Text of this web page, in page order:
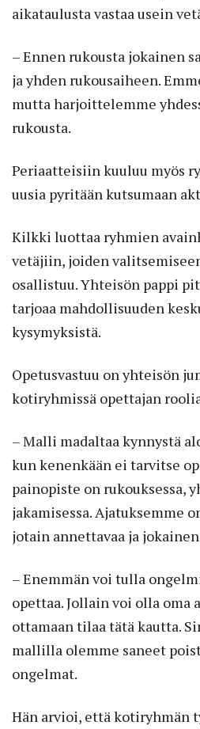
aikataulusta vastaa usein
– Ennen rukousta jokainen
ja yhden rukousaiheen.
mutta harjoittelemme
rukousta.
Periaatteisiin kuuluu myös
uusia pyritään kutsumaan
Kilkki luottaa ryhmien
vetäjiin, joiden
osallistuu. Yhteisön pappi
tarjoaa mahdollisuuden
kysymyksistä.
Opetusvastuu on yhteisön
kotiryhmissä opettajan
– Malli madaltaa kynnystä
kun kenenkään ei tarvitse
painopiste on rukouksessa,
jakamisessa. Ajatuksemme
jotain annettavaa ja
– Enemmän voi tulla
opettaa. Jollain voi olla oma
ottamaan tilaa tätä kautta.
mallilla olemme saneet
ongelmat.
Hän arvioi, että kotiryhmän